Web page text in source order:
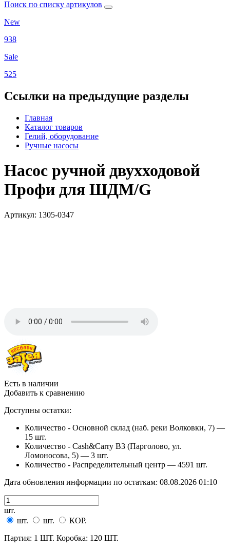
Поиск по списку артикулов
New
938
Sale
525
Ссылки на предыдущие разделы
Главная
Каталог товаров
Гелий, оборудование
Ручные насосы
Насос ручной двухходовой
Профи для ШДМ/G
Артикул: 1305-0347
Есть в наличии
Добавить к сравнению
Доступны остатки:
Количество - Основной склад (наб. реки Волковки, 7) —
15 шт.
Количество - Cash&Carry B3 (Парголово, ул.
Ломоносова, 5) — 3 шт.
Количество - Распределительный центр — 4591 шт.
Дата обновления информации по остаткам: 08.08.2026 01:10
шт.
шт.
шт.
КОР.
Партия: 1 ШТ. Коробка: 120 ШТ.